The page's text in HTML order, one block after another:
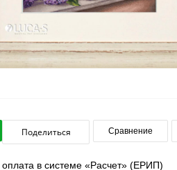
Поделиться Сравнение
оплата в системе «Расчет» (ЕРИП)